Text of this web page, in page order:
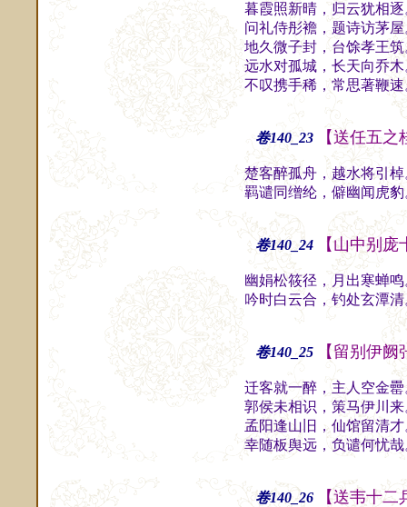
暮霞照新晴，归云犹相
问礼侍彤襜，题诗访茅
地久微子封，台馀孝王
远水对孤城，长天向乔
不叹携手稀，常思著鞭
卷140_23 【送任五之
楚客醉孤舟，越水将引
羁谴同缯纶，僻幽闻虎
卷140_24 【山中别庞
幽娟松筱径，月出寒蝉
吟时白云合，钓处玄潭
卷140_25 【留别伊
迁客就一醉，主人空金
郭侯未相识，策马伊川
孟阳逢山旧，仙馆留清
幸随板舆远，负谴何忧
卷140_26 【送韦十二